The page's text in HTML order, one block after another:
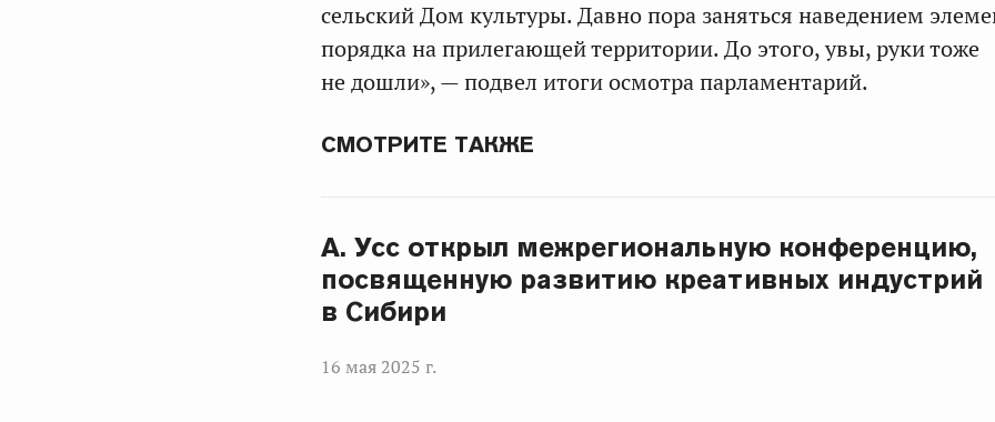
сельский Дом культуры. Давно пора заняться наведением
порядка на прилегающей территории. До этого, увы, руки тоже
не дошли», — подвел итоги осмотра парламентарий.
СМОТРИТЕ ТАКЖЕ
А. Усс открыл межрегиональную конференцию,
посвященную развитию креативных индустрий
в Сибири
16 мая 2025 г.